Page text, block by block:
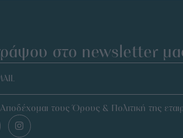
στο newsletter
Αποδέχομαι τους Όρους & Πολιτική της